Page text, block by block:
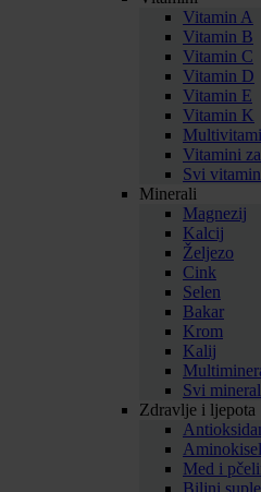
Vitamin A
Vitamin B
Vitamin C
Vitamin D
Vitamin E
Vitamin K
Vitamini
Svi
Minerali
Magnezij
Kalcij
Željezo
Cink
Selen
Bakar
Krom
Kalij
Svi
Zdravlje i ljepota
Med i
Biljni